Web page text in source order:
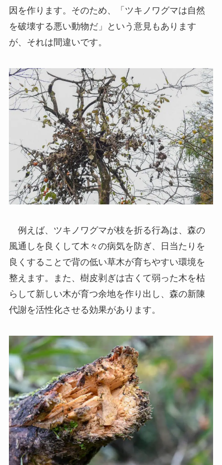
因を作ります。そのため、「ツキノワグマは自然
を破壊する悪い動物だ」という意見もあります
が、それは間違いです。
例えば、ツキノワグマが枝を折る行為は、森の
風通しを良くして木々の病気を防ぎ、日当たりを
良くすることで背の低い草木が育ちやすい環境を
整えます。また、樹皮剥ぎは古くて弱った木を枯
らして新しい木が育つ余地を作り出し、森の新陳
代謝を活性化させる効果があります。